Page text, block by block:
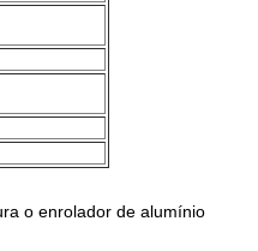
o enrolador de alumínio